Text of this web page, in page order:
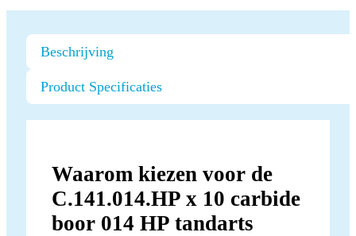
Beschrijving
Product Specificaties
Waarom kiezen voor de
C.141.014.HP x 10 carbide
boor 014 HP tandarts